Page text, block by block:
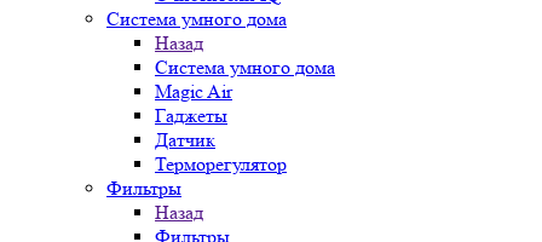
Система умного дома
Назад
Система умного дома
Magic Air
Гаджеты
Датчик
Терморегулятор
Фильтры
Назад
Фильтры